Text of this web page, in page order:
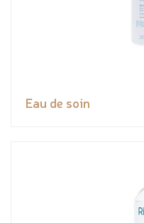
Eau de soin